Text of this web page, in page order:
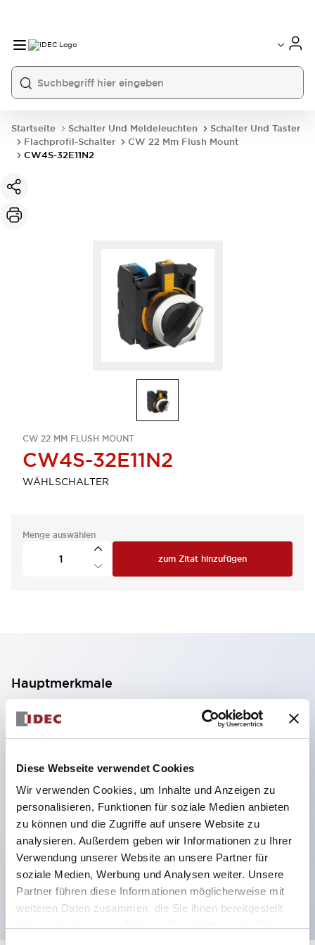
Diese Webseite verwendet Cookies
Wir verwenden Cookies, um Inhalte und Anzeigen zu
personalisieren, Funktionen für soziale Medien anbieten
zu können und die Zugriffe auf unsere Website zu
analysieren. Außerdem geben wir Informationen zu Ihrer
Verwendung unserer Website an unsere Partner für
soziale Medien, Werbung und Analysen weiter. Unsere
Partner führen diese Informationen möglicherweise mit
weiteren Daten zusammen, die Sie ihnen bereitgestellt
Startseite Schalter Und Meldeleuchten
Schalter Und Taster
Flachprofil-Schalter
CW 22 Mm Flush Mount
CW4S-32E11N2
CW 22 MM FLUSH MOUNT
CW4S-32E11N2
WÄHLSCHALTER
Menge auswählen
zum Zitat hinzufügen
Hauptmerkmale
2-Kontakt-Block mit 2 Stufen, ermöglicht eine 4-
Kontakt-Konfiguration (Gewährleistung der
Isolierung zwischen den 2 Kontakten).
59,9 mm (※ 22-stufiger Kontaktblock).
Platzsparendes Design möglich.
Sicherheitsstruktur der 3. Generation: 2-Aktions-
Freisetzung, integrierter Schutz, IP20-
Fingerschutzstruktur